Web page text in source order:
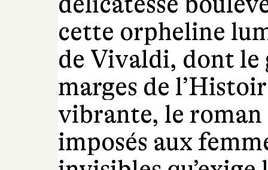
cette orpheline
de Vivaldi, dont le
marges de
vibrante, le roman
imposés aux